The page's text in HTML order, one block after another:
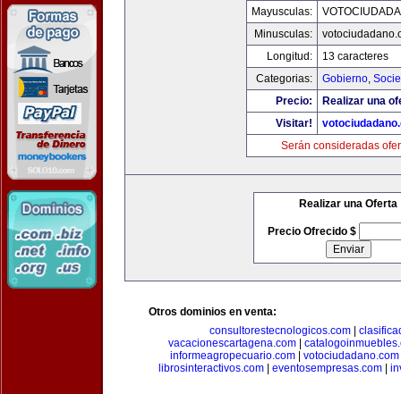
Mayusculas:
Minusculas:
Longitud:
13 caracteres
Categorias:
Gobierno,
Precio:
Realizar una
Visitar!
Serán consideradas
Realizar una Oferta
Precio Ofrecido $
Otros dominios en venta:
consultorestecnologicos.com
vacacionescartagena.com
informeagropecuario.com| votociudadano.com
librosinteractivos.com| eventosempresas.com|